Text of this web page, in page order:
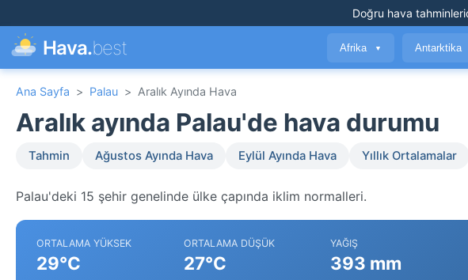
Doğru hava tahminleri
Hava.best Afrika ▼ Antarktika
Ana Sayfa > Palau > Aralık Ayında Hava
Aralık ayında Palau'de hava durumu
Tahmin Ağustos Ayında Hava Eylül Ayında Hava Yıllık Ortalamalar
Palau'deki 15 şehir genelinde ülke çapında iklim normalleri.
ORTALAMA YÜKSEK
29°C
ORTALAMA DÜŞÜK
27°C
YAĞIŞ
393 mm